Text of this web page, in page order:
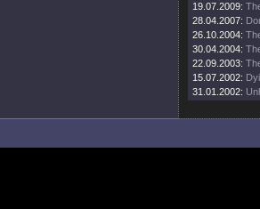
19.07.2009:
28.04.2007:
26.10.2004:
30.04.2004:
22.09.2003:
15.07.2002:
31.01.2002: